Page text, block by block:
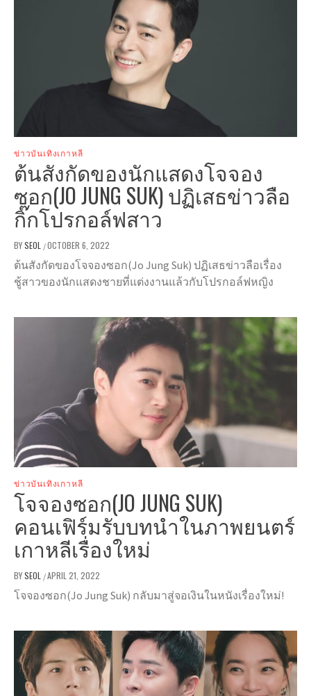
ข่าวบันเทิงเกาหลี
ต้นสังกัดของนักแสดงโจจอง
ซอก(JO JUNG SUK) ปฏิเสธข่าวลือ
กิ๊กโปรกอล์ฟสาว
BYSEOL /OCTOBER 6, 2022
ต้นสังกัดของโจจองซอก(Jo Jung Suk) ปฏิเสธข่าวลือเรื่อง
ชู้สาวของนักแสดงชายที่แต่งงานแล้วกับโปรกอล์ฟหญิง
ข่าวบันเทิงเกาหลี
โจจองซอก(JO JUNG SUK)
คอนเฟิร์มรับบทนำในภาพยนตร์
เกาหลีเรื่องใหม่
BYSEOL /APRIL 21, 2022
โจจองซอก(Jo Jung Suk) กลับมาสู่จอเงินในหนังเรื่องใหม่!